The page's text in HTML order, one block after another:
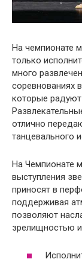
На чемпионате
только
много
соревнованиях
которые радуют
отлично
танцевального
На Чемпионате
выступления
приносят в
поддерживая
позволяют
зрелищностью